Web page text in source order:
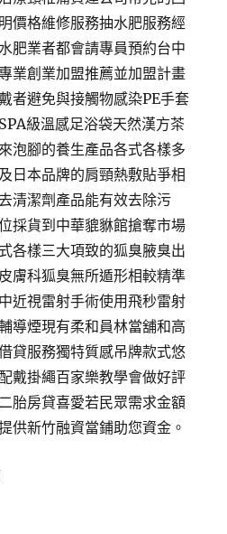
價格維修服務抽水肥服務經
肥業者都會請專員預約台中
業創業加盟推薦並加盟計畫
者避免與接觸物感染PE手套
級溫感足浴袋天然漢方茶
泡腳的養生產品各式各樣多
日本品牌的肩頸熱敷貼爭相
清潔劑產品能有效去除污
採貨到中華貔貅館搶奪市場
各樣三大項致的狐臭腋臭出
膚科狐臭無所遁形相較精準
近視雷射手術使用飛秒雷射
導煙現有柔和員林當舖和高
貸服務獨特質感吊牌款式悠
戴掛繩百家樂教學會做好評
胎房貸喜愛若民眾需求金額
供新竹融資當鋪助您資金。